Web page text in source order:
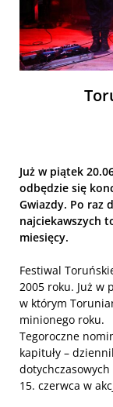
Już w piątek
odbędzie się
Gwiazdy. Po raz
najciekawszych
miesięcy.
Festiwal
2005 roku. Już w
w którym
minionego roku.
Tegoroczne
kapituły –
dotychczasowych
15. czerwca w